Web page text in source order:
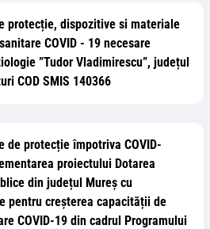
protecție, dispozitive si materiale
COVID - 19 necesare
”Tudor Vladimirescu”, județul
COD SMIS 140366
de protecție împotriva COVID-
proiectului Dotarea
din județul Mureș cu
pentru creșterea capacității de
COVID-19 din cadrul Programului